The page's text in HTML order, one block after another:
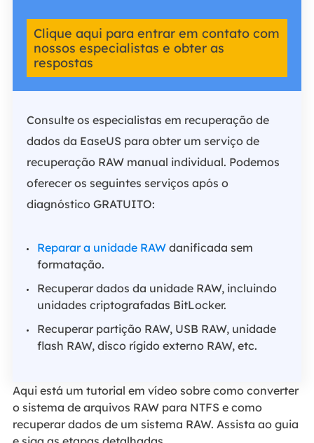
Clique aqui para entrar em contato com
nossos especialistas e obter as
respostas
Consulte os especialistas em recuperação de
dados da EaseUS para obter um serviço de
recuperação RAW manual individual. Podemos
oferecer os seguintes serviços após o
diagnóstico GRATUITO:
Reparar a unidade RAWdanificada sem
formatação.
Recuperar dados da unidade RAW, incluindo
unidades criptografadas BitLocker.
Recuperar partição RAW, USB RAW, unidade
flash RAW, disco rígido externo RAW, etc.
Aqui está um tutorial em vídeo sobre como converter
o sistema de arquivos RAW para NTFS e como
recuperar dados de um sistema RAW. Assista ao guia